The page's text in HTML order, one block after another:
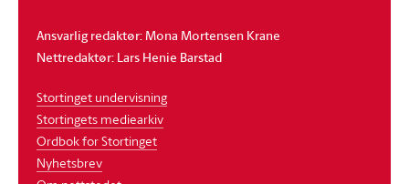
Ansvarlig redaktør: Mona Mortensen Krane
Nettredaktør: Lars Henie Barstad
Stortinget undervisning
Stortingets mediearkiv
Ordbok for Stortinget
Nyhetsbrev